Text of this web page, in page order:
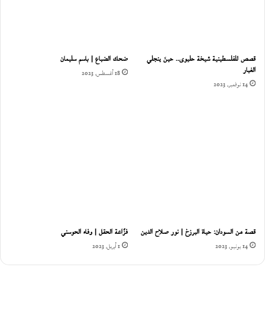
قصص للفلسطينية شيخة حليوى.. حينَ ينجلي
الغبار
14 نوفمبر، 2023
ضحك الضباع | باسم سليمان
18 أغسطس، 2023
قصة من السودان: حياة البرزخ | نور صلاح الدين
14 يونيو، 2023
فزّاعة الحقل | وفاء الحوسني
1 أبريل، 2023